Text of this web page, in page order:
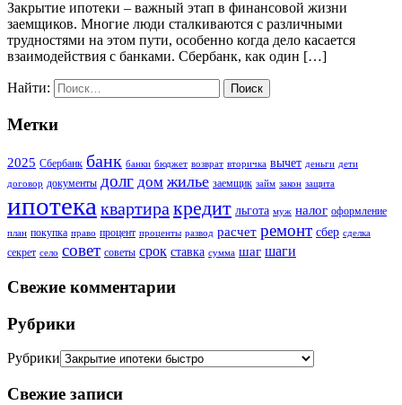
Закрытие ипотеки – важный этап в финансовой жизни
заемщиков. Многие люди сталкиваются с различными
трудностями на этом пути, особенно когда дело касается
взаимодействия с банками. Сбербанк, как один […]
Найти:
Метки
2025 Сбербанк банк банки бюджет возврат вторичка вычет деньги дети
договор документы долг дом жилье заемщик займ закон защита
ипотека квартира кредит льгота муж налог оформление
план покупка право процент проценты развод расчет ремонт сбер сделка
секрет село совет советы срок ставка сумма шаг шаги
Свежие комментарии
Рубрики
Рубрики
Свежие записи